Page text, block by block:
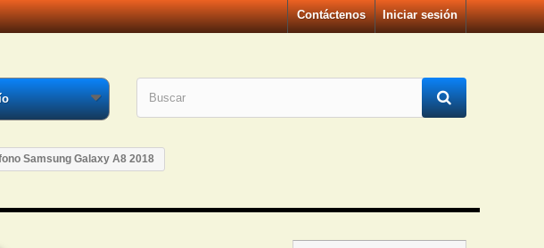
Iniciar sesión
Contáctenos
Samsung Galaxy A8 2018